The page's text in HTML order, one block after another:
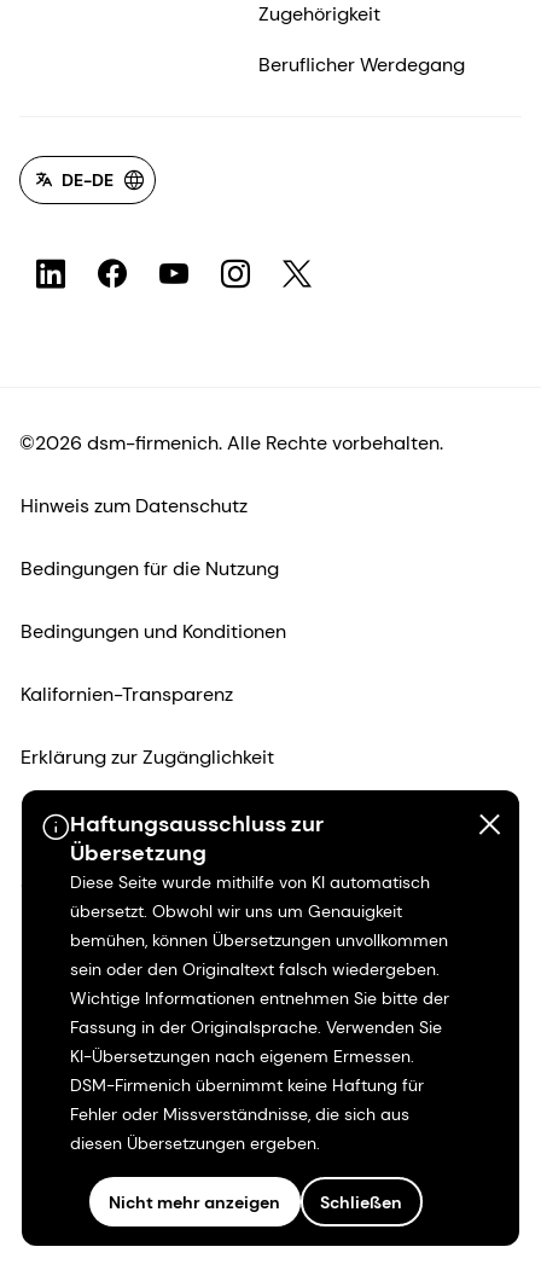
Haftungsausschluss zur
Übersetzung
Diese Seite wurde mithilfe von KI automatisch
übersetzt. Obwohl wir uns um Genauigkeit
bemühen, können Übersetzungen unvollkommen
sein oder den Originaltext falsch wiedergeben.
Wichtige Informationen entnehmen Sie bitte der
Fassung in der Originalsprache. Verwenden Sie
KI-Übersetzungen nach eigenem Ermessen.
DSM-Firmenich übernimmt keine Haftung für
Fehler oder Missverständnisse, die sich aus
diesen Übersetzungen ergeben.
Nicht mehr anzeigen Schließen
Zugehörigkeit
Beruflicher Werdegang
DE-DE
©2026 dsm-firmenich. Alle Rechte vorbehalten.
Hinweis zum Datenschutz
Bedingungen für die Nutzung
Bedingungen und Konditionen
Kalifornien-Transparenz
Erklärung zur Zugänglichkeit
Rechtliche Informationen
Sitemap